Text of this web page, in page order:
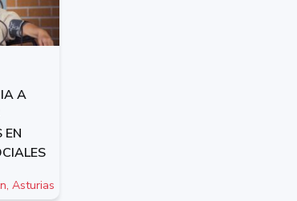
A
EN
Asturias